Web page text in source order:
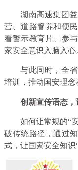
湖南高速集团
营、道路管养和便
看警示教育片、参
家安全意识入脑入心
与此同时，全
培训，推动国安理念
创新宣传语态，
如何让常规的“
破传统路径，通过
式，让国家安全知识“